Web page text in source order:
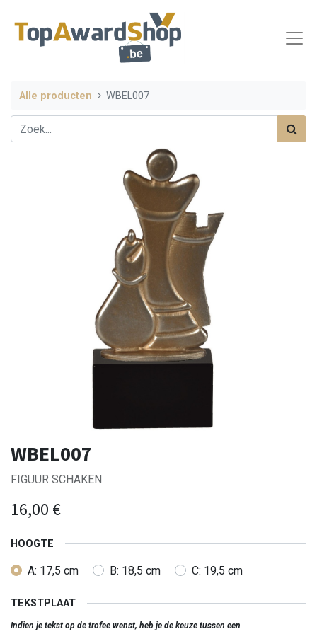
Alle producten WBEL007
WBEL007
FIGUUR SCHAKEN
16,00 €
HOOGTE
A: 17,5 cm B: 18,5 cm C: 19,5 cm
TEKSTPLAAT
Indien je tekst op de trofee wenst, heb je de keuze tussen een